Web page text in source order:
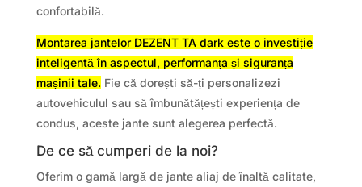
confortabilă.
Montarea jantelor DEZENT TA dark este o investiție
inteligentă în aspectul, performanța și siguranța
mașinii tale. Fie că dorești să-ți personalizezi
autovehiculul sau să îmbunătățești experiența de
condus, aceste jante sunt alegerea perfectă.
De ce să cumperi de la noi?
Oferim o gamă largă de jante aliaj de înaltă calitate,